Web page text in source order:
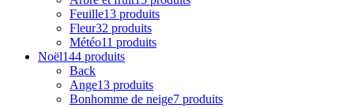
Feuille13 produits
Fleur32 produits
Météo11 produits
Noël144 produits
Back
Ange13 produits
Bonhomme de neige7 produits